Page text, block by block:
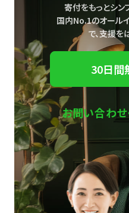
寄付をもっとシン
国内No.1のオール
で、支援を
30日間
お問い合わせ